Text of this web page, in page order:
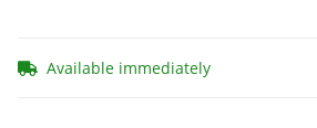
Available immediately